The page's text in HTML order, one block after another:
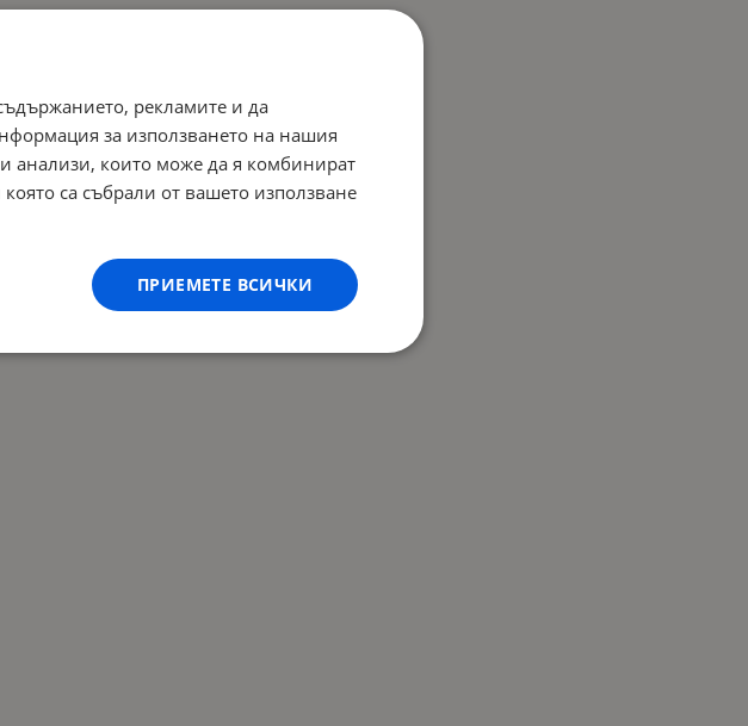
рекламите и да
за използването на нашия
анализи, които може да я комбинират
са събрали от вашето използване
ПРИЕМЕТЕ ВСИЧКИ